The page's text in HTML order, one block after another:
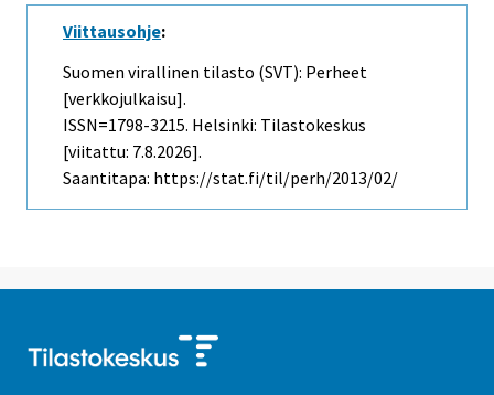
Viittausohje:
Suomen virallinen tilasto (SVT): Perheet
[verkkojulkaisu].
ISSN=1798-3215. Helsinki: Tilastokeskus
[viitattu: 7.8.2026].
Saantitapa: https://stat.fi/til/perh/2013/02/